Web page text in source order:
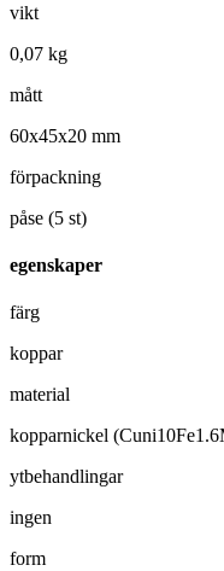
vikt
0,07 kg
mått
60x45x20 mm
förpackning
påse (5 st)
egenskaper
färg
koppar
material
kopparnickel
ytbehandlingar
ingen
form